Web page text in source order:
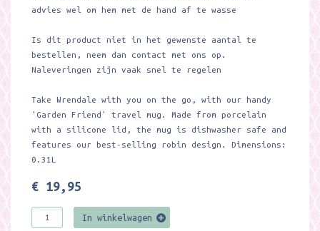
advies wel om hem met de hand af te wasse
Is dit product niet in het gewenste aantal te
bestellen, neem dan contact met ons op.
Naleveringen zijn vaak snel te regelen
Take Wrendale with you on the go, with our handy
'Garden Friend' travel mug. Made from porcelain
with a silicone lid, the mug is dishwasher safe and
features our best-selling robin design. Dimensions:
0.31L
€ 19,95
In winkelwagen